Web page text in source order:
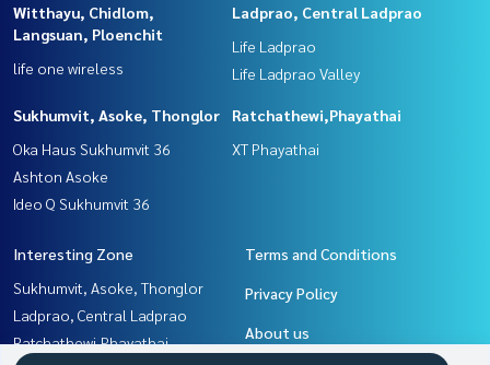
Witthayu, Chidlom,
Langsuan, Ploenchit
life one wireless
Ladprao, Central Ladprao
Life Ladprao
Life Ladprao Valley
Sukhumvit, Asoke, Thonglor
Oka Haus Sukhumvit 36
Ashton Asoke
Ideo Q Sukhumvit 36
Ratchathewi,Phayathai
XT Phayathai
Interesting Zone
Sukhumvit, Asoke, Thonglor
Ladprao, Central Ladprao
Ratchathewi,Phayathai
Terms and Conditions
Privacy Policy
About us